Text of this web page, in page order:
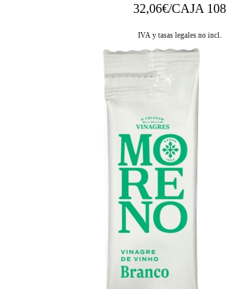
32,06€/CAJA 108
IVA y tasas legales no incl.